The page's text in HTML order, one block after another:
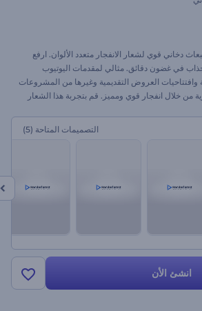
دخاني قوي لشعار الانفجار متعدد الألوان. ارفع
في غضون دقائق. مثالي لمقدمات اليوتيوب
وافتتاحيات العروض التقديمية وغيرها من المشروعات
من خلال انفجار قوي ومميز. قم بتجربة هذا الشعار
التصميمات المتاحة (5)
انشئ الأن